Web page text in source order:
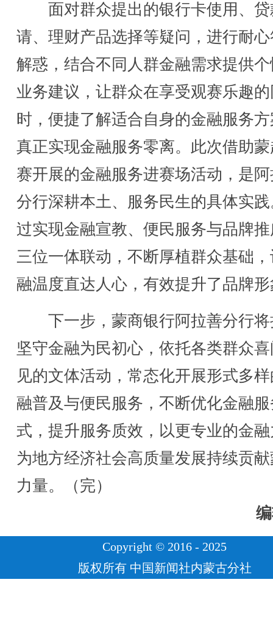
面对群众提出的银行卡使用、贷
请、理财产品选择等疑问，进行耐
解惑，结合不同人群金融需求提供
业务建议，让群众在享受观赛乐趣
时，便捷了解适合自身的金融服务
真正实现金融服务零离。此次借助
赛开展的金融服务进赛场活动，是
分行深耕本土、服务民生的具体实
过实现金融宣教、便民服务与品牌
三位一体联动，不断厚植群众基础
融温度直达人心，有效提升了品牌
下一步，蒙商银行阿拉善分行将
坚守金融为民初心，依托各类群众
见的文体活动，常态化开展形式多
融普及与便民服务，不断优化金融
式，提升服务质效，以更专业的金
为地方经济社会高质量发展持续贡
力量。（完）
Copyright © 2016 - 2025
版权所有 中国新闻社内蒙古分社